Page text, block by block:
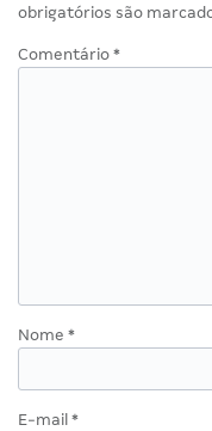
obrigatórios são
Comentário *
Nome *
E-mail *